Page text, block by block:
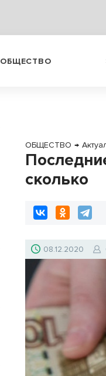
ОБЩЕСТВО
ОБЩЕСТВО →
сколько
08.12.2020